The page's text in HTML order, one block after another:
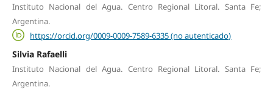
Instituto Nacional del Agua. Centro Regional Litoral. Santa Fe;
Argentina.
https://orcid.org/0009-0009-7589-6335 (no autenticado)
Silvia Rafaelli
Instituto Nacional del Agua. Centro Regional Litoral. Santa Fe;
Argentina.